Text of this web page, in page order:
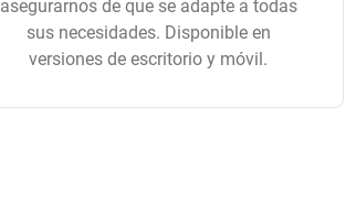
asegurarnos de que se adapte a todas
sus necesidades. Disponible en
versiones de escritorio y móvil.